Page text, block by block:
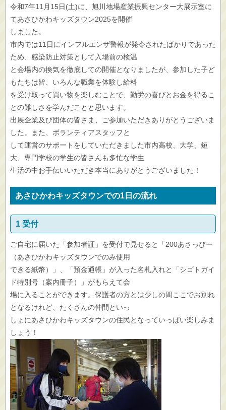
令和7年11月15日(土)に、旭川地場産業振興センター大展示室に
てあさひかわキッズタウン2025を開催
しました。
市内では11日にインフルエンザ警報が発令されたばかりであった
ため、感染防止対策として入場前の検温
と会場内の換気を徹底しての開催となりましたが、参加した子ど
もたちは皆、いろんな職業を体験し給料
を受け取って買い物を楽しむことで、勤労の喜びとお金を得るこ
との難しさを学んだことと思います。
出展企業及び団体の皆さま、ご参加いただきありがとうございま
した。また、ボランティアスタッフと
して運営のサポートをしていただきました市内高校、大学、短
大、専門学校の学生の皆さんも多忙な学生
生活の中お手伝いいただき本当にありがとうございました！
あさひかわキッズタウンでの1日の流れ
1 受付
ご自宅に届いた「参加者証」を受付で見せると「200あさっぴー
（あさひかわキッズタウンでのみ使用
できる紙幣）」、「預金通帳」が入った名札入れと「シゴトガイ
ド特別号（案内冊子）」がもらえて会
場に入ることができます。保護者の方とは少しの間ここでお別れ
となるけれど、たくさんの仲間といっ
しょにあさひかわキッズタウンの住民となっていっぱい楽しみま
しょう！